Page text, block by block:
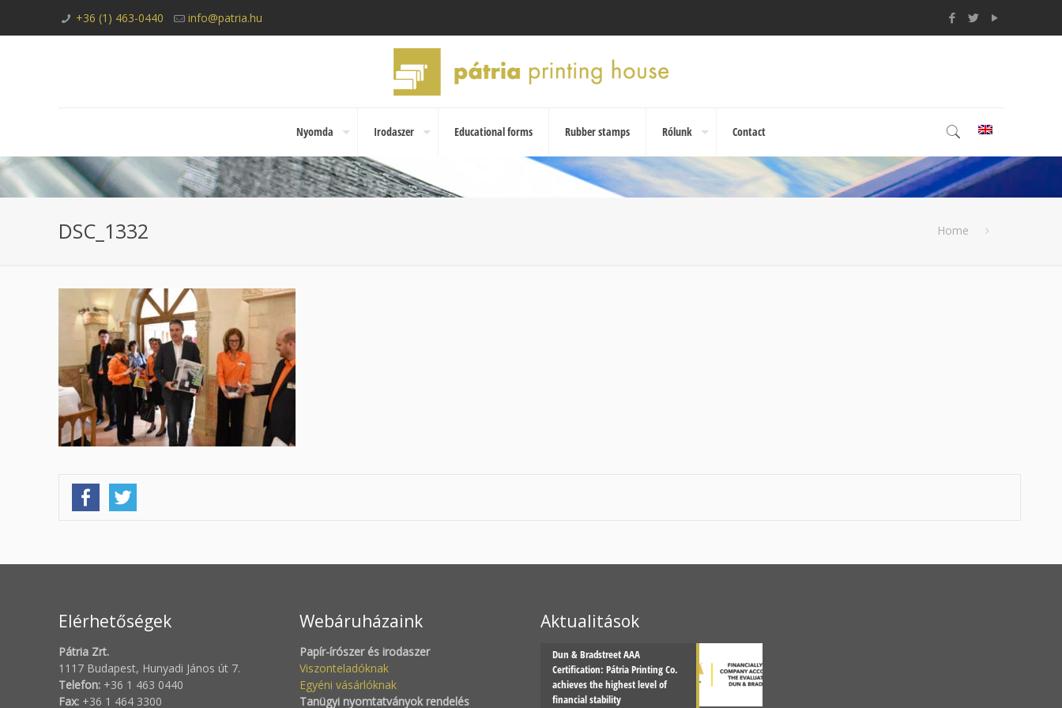
+36 (1) 463-0440 info@patria.hu
Nyomda Irodaszer Educational forms Rubber stamps Rólunk Contact
DSC_1332 Home
Elérhetőségek
Pátria Zrt.
1117 Budapest, Hunyadi János út 7.
Telefon: +36 1 463 0440
Fax: +36 1 464 3300
Webáruházaink
Papír-írószer és irodaszer
Viszonteladóknak
Egyéni vásárlóknak
Tanügyi nyomtatványok rendelés
Aktualitások
Dun & Bradstreet AAA
Certification: Pátria Printing Co.
achieves the highest level of
financial stability